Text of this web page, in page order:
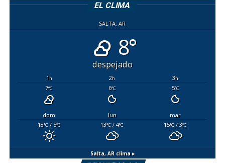
EL CLIMA
SALTA, AR
8°
despejado
1h 2h 3h
7°C 6°C 5°C
dom lun
mar
18°C/ 5°C 13°C / 4°C 15°C / 3°C
Salta, ARclima ▸